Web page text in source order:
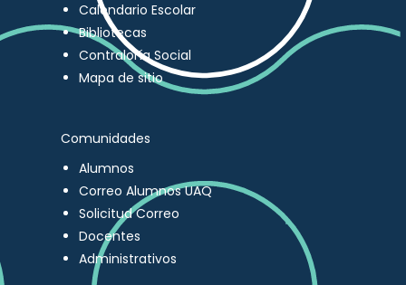
Calendario Escolar
Bibliotecas
Contraloría Social
Mapa de sitio
Comunidades
Alumnos
Correo Alumnos UAQ
Solicitud Correo
Docentes
Administrativos